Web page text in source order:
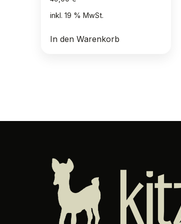
inkl. 19 % MwSt.
In den Warenkorb